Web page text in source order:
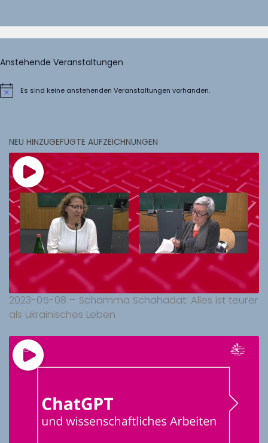
Anstehende Veranstaltungen
HinweisEs sind keine anstehenden Veranstaltungen vorhanden.
NEU HINZUGEFÜGTE AUFZEICHNUNGEN
2023-05-08 – Schamma Schahadat: Alles ist teurer
als ukrainisches Leben